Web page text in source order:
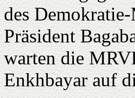
des
Präsident
warten die
Enkhbayar auf